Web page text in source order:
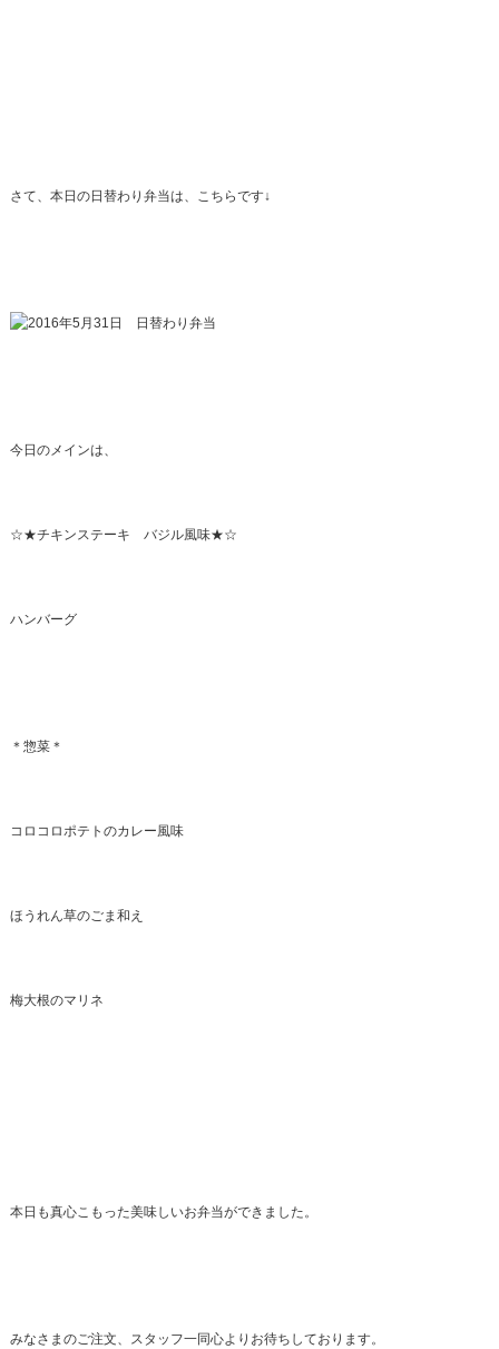
さて、本日の日替わり弁当は、こちらです↓
今日のメインは、
☆★チキンステーキ バジル風味★☆
ハンバーグ
＊惣菜＊
コロコロポテトのカレー風味
ほうれん草のごま和え
梅大根のマリネ
本日も真心こもった美味しいお弁当ができました。
みなさまのご注文、スタッフ一同心よりお待ちしております。